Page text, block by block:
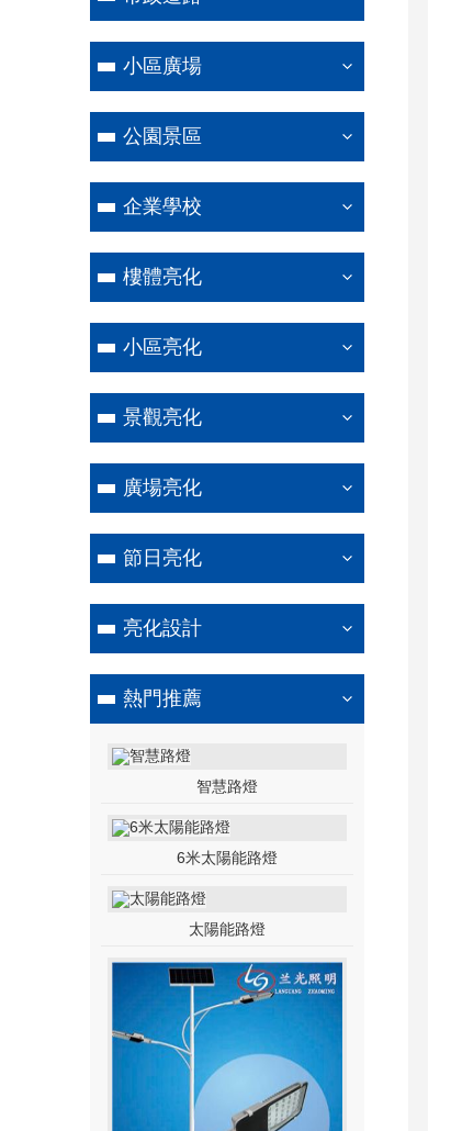
小區廣場
公園景區
企業學校
樓體亮化
小區亮化
景觀亮化
廣場亮化
節日亮化
亮化設計
熱門推薦
智慧路燈
6米太陽能路燈
太陽能路燈